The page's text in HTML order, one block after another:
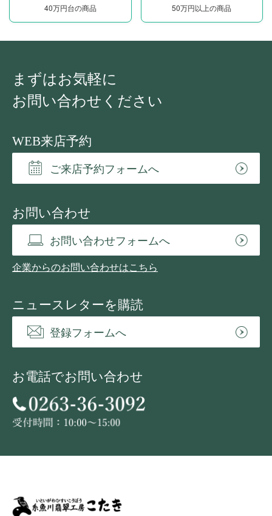
40万円台の商品 50万円以上の商品
まずはお気軽に
お問い合わせください
WEB来店予約
ご来店予約フォームへ
お問い合わせ
お問い合わせフォームへ
企業からのお問い合わせはこちら
ニュースレターを購読
登録フォームへ
お電話でお問い合わせ